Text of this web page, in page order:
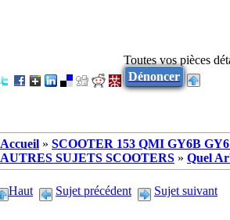
Toutes vos pièces
Dénoncer
Accueil » SCOOTER 153 QMI GY6B
AUTRES SUJETS SCOOTERS » Quel
Haut Sujet précédent Sujet suivant